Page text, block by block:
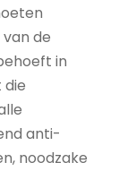
de
in
anti-
noodzake